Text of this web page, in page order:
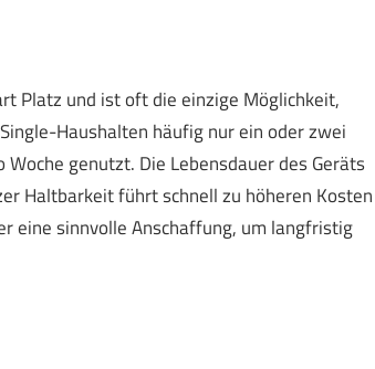
Platz und ist oft die einzige Möglichkeit,
Haushalten häufig nur ein oder zwei
genutzt. Die Lebensdauer des Geräts
Haltbarkeit führt schnell zu höheren Kosten
eine sinnvolle Anschaffung, um langfristig